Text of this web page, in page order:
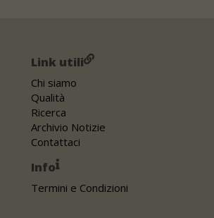
Link utili
Chi siamo
Qualità
Ricerca
Archivio Notizie
Contattaci
Info
Termini e Condizioni